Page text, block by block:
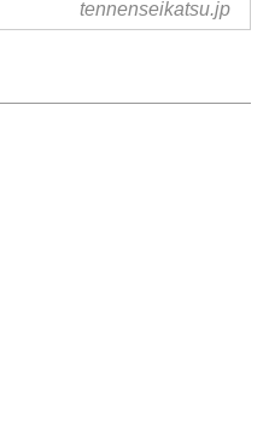
tennenseikatsu.jp